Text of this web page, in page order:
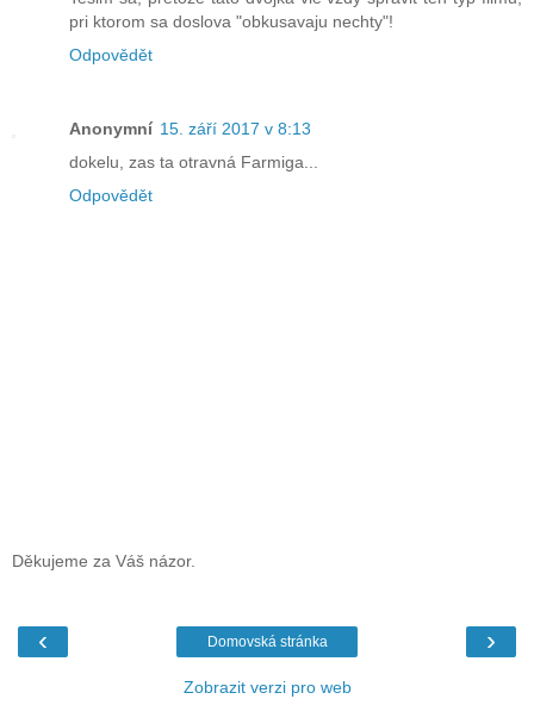
pri ktorom sa doslova "obkusavaju nechty"!
Odpovědět
Anonymní 15. září 2017 v 8:13
dokelu, zas ta otravná Farmiga...
Odpovědět
Děkujeme za Váš názor.
‹ ›
Domovská stránka
Zobrazit verzi pro web